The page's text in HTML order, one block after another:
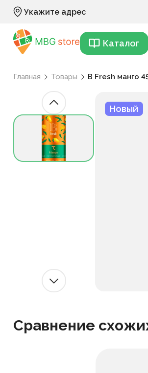
Укажите адрес
Каталог
Главная Товары B Fresh манго
Новый
Сравнение